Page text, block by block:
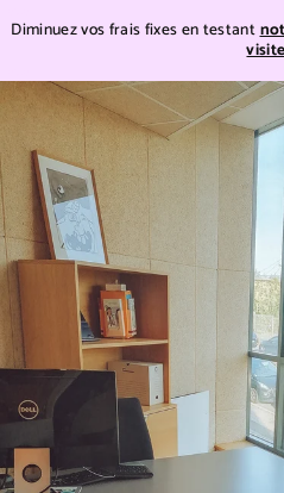
Diminuez vos frais fixes en testant
Passer
contenu